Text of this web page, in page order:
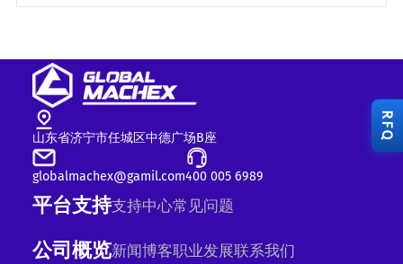
山东省济宁市任城区中德广场B座
globalmachex@gamil.com400 005 6989
平台支持支持中心常见问题
公司概览新闻博客职业发展联系我们
RFQ